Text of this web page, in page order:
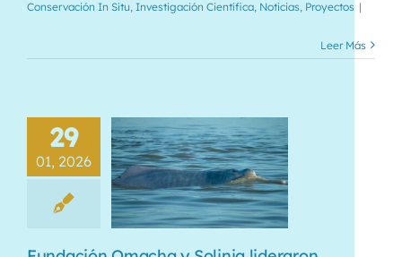
Conservación In Situ Investigación Científica Noticias Proyectos |
Leer Más
29
01, 2026